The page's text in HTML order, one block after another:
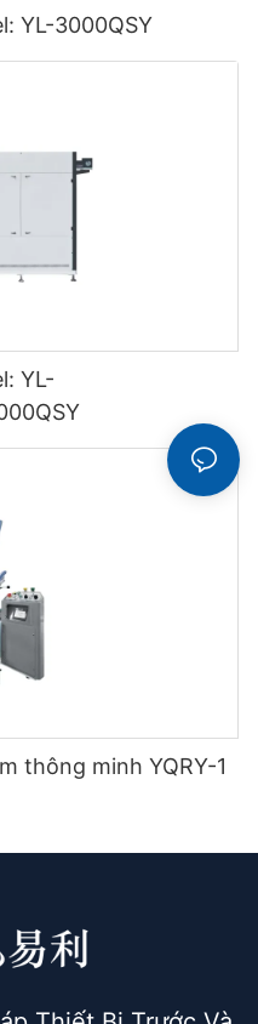
YL-3000QSY
YL-
thông minh YQRY-1